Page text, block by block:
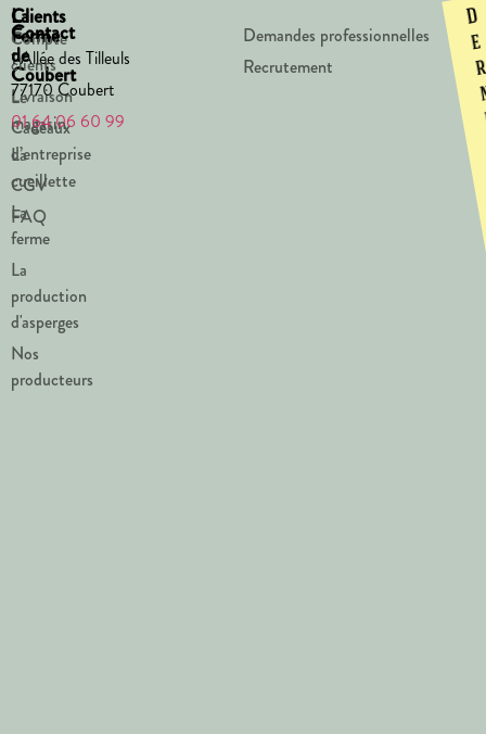
La
Ferme
de
Coubert
Le
magasin
La
cueillette
La
ferme
La
production
d'asperges
Nos
producteurs
Clients
Compte
clients
Livraison
Cadeaux
d’entreprise
CGV
FAQ
Contact
1 Allée des Tilleuls
77170 Coubert
01 64 06 60 99
Demandes professionnelles
Recrutement
D
e